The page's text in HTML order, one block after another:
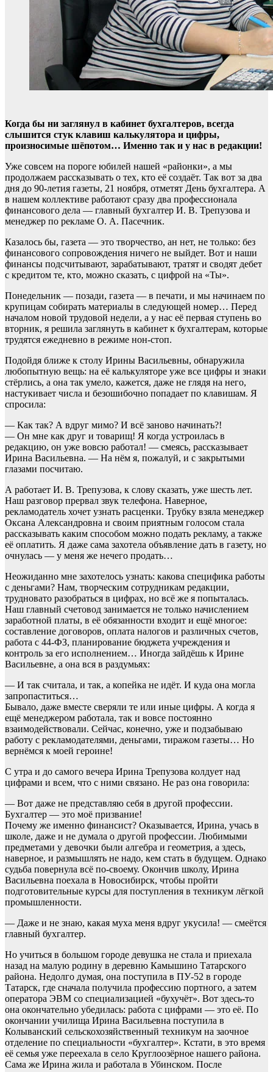
Когда бы ни заглянул в кабинет бухгалтеров, всегда
слышится стук клавиш калькулятора и цифры,
произносимые шёпотом… Именно так и у нас в редакции!
Уже совсем на пороге юбилей нашей «районки», а мы
продолжаем рассказывать о тех, кто её создаёт. Так вот за два
дня до 90-летия газеты, 21 ноября, отметят День бухгалтера. А
в нашем коллективе работают сразу два профессионала
финансового дела — главный бухгалтер И. В. Трепузова и
менеджер по рекламе О. А. Пасечник.
Казалось бы, газета — это творчество, ан нет, не только: без
финансового сопровождения ничего не выйдет. Вот и наши
финансы подсчитывают, зарабатывают, тратят и сводят дебет
с кредитом те, кто, можно сказать, с цифрой на «Ты».
Понедельник — позади, газета — в печати, и мы начинаем по
крупицам собирать материалы в следующей номер… Перед
началом новой трудовой недели, а у нас её первая ступень во
вторник, я решила заглянуть в кабинет к бухгалтерам, которые
трудятся ежедневно в режиме нон-стоп.
Подойдя ближе к столу Ирины Васильевны, обнаружила
любопытную вещь: на её калькуляторе уже все цифры и знаки
стёрлись, а она так умело, кажется, даже не глядя на него,
настукивает числа и безошибочно попадает по клавишам. Я
спросила:
— Как так? А вдруг мимо? И всё заново начинать?!
— Он мне как друг и товарищ! Я когда устроилась в
редакцию, он уже вовсю работал! — смеясь, рассказывает
Ирина Васильевна. — На нём я, пожалуй, и с закрытыми
глазами посчитаю.
А работает И. В. Трепузова, к слову сказать, уже шесть лет.
Наш разговор прервал звук телефона. Наверное,
рекламодатель хочет узнать расценки. Трубку взяла менеджер
Оксана Александровна и своим приятным голосом стала
рассказывать каким способом можно подать рекламу, а также
её оплатить. Я даже сама захотела объявление дать в газету, но
очнулась — у меня же нечего продать…
Неожиданно мне захотелось узнать: какова специфика работы
с деньгами? Нам, творческим сотрудникам редакции,
трудновато разобраться в цифрах, но всё же я попыталась.
Наш главный счетовод занимается не только начислением
заработной платы, в её обязанности входит и ещё многое:
составление договоров, оплата налогов и различных счетов,
работа с 44-ФЗ, планирование бюджета учреждения и
контроль за его исполнением… Иногда зайдёшь к Ирине
Васильевне, а она вся в раздумьях:
— И так считала, и так, а копейка не идёт. И куда она могла
запропаститься…
Бывало, даже вместе сверяли те или иные цифры. А когда я
ещё менеджером работала, так и вовсе постоянно
взаимодействовали. Сейчас, конечно, уже и подзабываю
работу с рекламодателями, деньгами, тиражом газеты… Но
вернёмся к моей героине!
С утра и до самого вечера Ирина Трепузова колдует над
цифрами и всем, что с ними связано. Не раз она говорила:
— Вот даже не представляю себя в другой профессии.
Бухгалтер — это моё призвание!
Почему же именно финансист? Оказывается, Ирина, учась в
школе, даже и не думала о другой профессии. Любимыми
предметами у девочки были алгебра и геометрия, а здесь,
наверное, и размышлять не надо, кем стать в будущем. Однако
судьба повернула всё по-своему. Окончив школу, Ирина
Васильевна поехала в Новосибирск, чтобы пройти
подготовительные курсы для поступления в техникум лёгкой
промышленности.
— Даже и не знаю, какая муха меня вдруг укусила! — смеётся
главный бухгалтер.
Но учиться в большом городе девушка не стала и приехала
назад на малую родину в деревню Камышино Татарского
района. Недолго думая, она поступила в ПУ-52 в городе
Татарск, где сначала получила профессию портного, а затем
оператора ЭВМ со специализацией «бухучёт». Вот здесь-то
она окончательно убедилась: работа с цифрами — это её. По
окончании училища Ирина Васильевна поступила в
Колыванский сельскохозяйственный техникум на заочное
отделение по специальности «бухгалтер». Кстати, в это время
её семья уже переехала в село Круглоозёрное нашего района.
Сама же Ирина жила и работала в Убинском. После